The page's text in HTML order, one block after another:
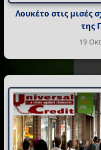
Λουκέτο στις μισές
της
19